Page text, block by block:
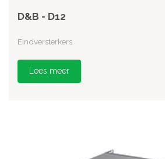
D&B - D12
Eindversterkers
Lees meer